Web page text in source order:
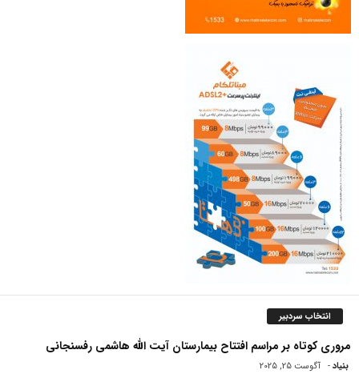
انتخاب سردبیر
مروری کوتاه بر مراسم افتتاح بیمارستان آیت الله هاشمی‌ رفسنجانی
بنیاد- آگوست 25, 2025